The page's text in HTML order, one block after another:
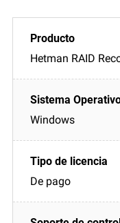
Hetman RAID
Windows
De pago